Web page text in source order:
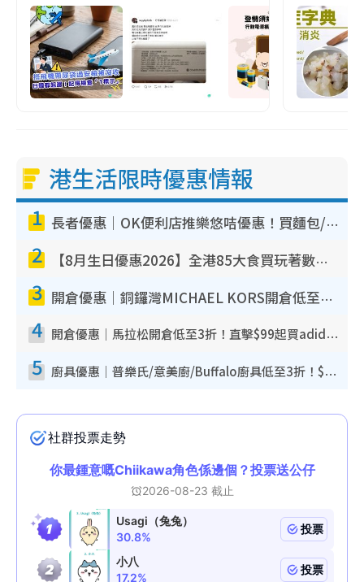
港生活限時優惠情報
1 長者優惠｜OK便利店推樂悠咭優惠！買麵包/牛奶/保健品拍卡即減
2 【8月生日優惠2026】全港85大食買玩著數攻略 自助餐/火鍋放題同行免費＋誠品/DONKI送現金券
3 開倉優惠｜銅鑼灣MICHAEL KORS開倉低至17折！直擊$500起買手袋/銀包/鞋款 必買經典Jet Set系列
4 開倉優惠｜馬拉松開倉低至3折！直擊$99起買adidas／New Balance／Puma鞋款 STANLEY保溫杯劈價至$119起
5 廚具優惠｜普樂氏/意美廚/Buffalo廚具低至3折！$89起買煎鍋／炒鑊／個人鍋 同場小家電激減至$99起